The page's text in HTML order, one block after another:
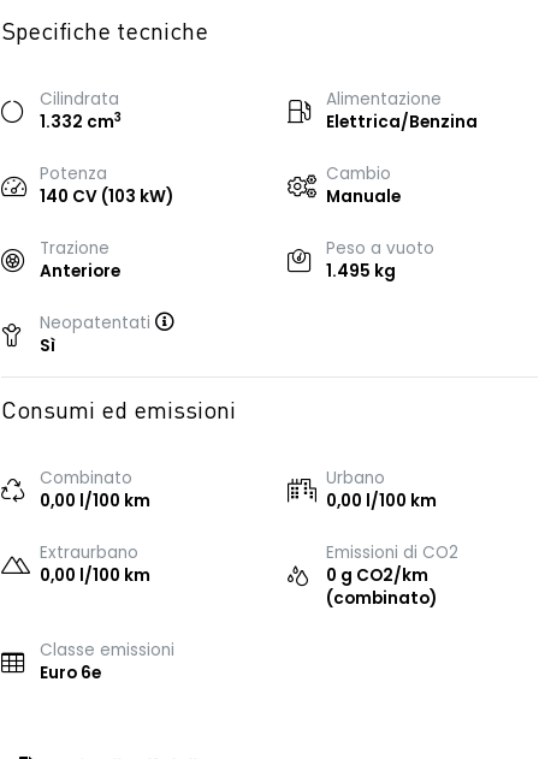
Specifiche tecniche
Cilindrata
1.332 cm3
Alimentazione
Elettrica/Benzina
Potenza
140 CV (103 kW)
Cambio
Manuale
Trazione
Anteriore
Peso a vuoto
1.495 kg
Neopatentati
Sì
Consumi ed emissioni
Combinato
0,00 l/100 km
Urbano
0,00 l/100 km
Extraurbano
0,00 l/100 km
Emissioni di CO2
0 g CO2/km
(combinato)
Classe emissioni
Euro 6e